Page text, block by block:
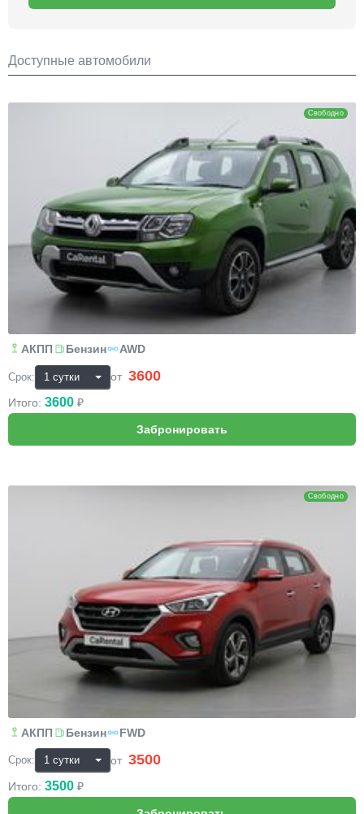
Доступные автомобили
Свободно
АКПП Бензин AWD
Срок: от 3600
Итого: 3600 ₽
Свободно
АКПП Бензин FWD
Срок: от 3500
Итого: 3500 ₽